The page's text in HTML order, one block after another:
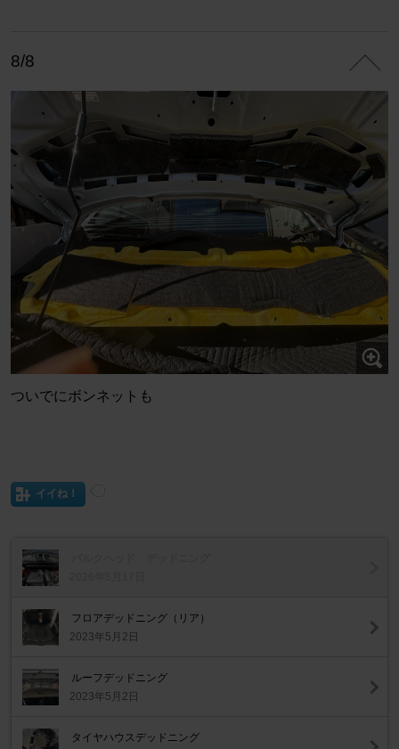
8/8
ついでにボンネットも
イイね！
フロアデッドニング（リア）
2023年5月2日
ルーフデッドニング
2023年5月2日
タイヤハウスデッドニング